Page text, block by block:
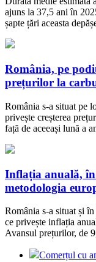
ajuns la 37,5 ani în
șapte țări aceasta
România, pe
prețurilor la
România s-a situat pe
privește creșterea
față de aceeași lună a
Inflația anuală, în
metodologia
România s-a situat și
ce privește inflația
Avansul prețurilor, de
Comerțul cu